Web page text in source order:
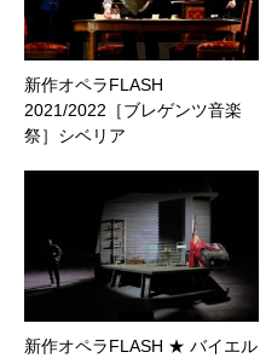
新作オペラFLASH
2021/2022［ブレゲンツ音楽
祭］シベリア
新作オペラFLASH ★ バイエル